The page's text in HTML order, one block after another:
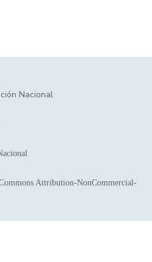
Nacional
Attribution-NonCommercial-